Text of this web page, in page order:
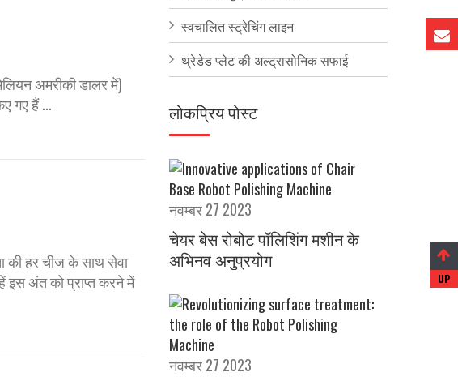
अमरीकी डालर में)
गए हैं ...
की हर चीज के साथ सेवा
इस अंत को प्राप्त करने में
स्वचालित स्ट्रेचिंग लाइन
थ्रेडेड प्लेट की अल्ट्रासोनिक सफाई
लोकप्रिय पोस्ट
नवम्बर 27 2023
चेयर बेस रोबोट पॉलिशिंग मशीन के
अभिनव अनुप्रयोग
नवम्बर 27 2023